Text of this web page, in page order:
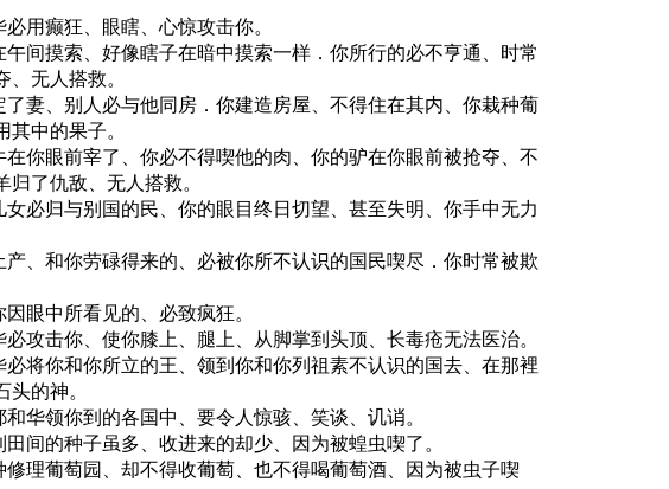
用癫狂、眼瞎、心惊攻击你。
午间摸索、好像瞎子在暗中摸索一样．你所行的必不亨通、时常
、无人搭救。
了妻、别人必与他同房．你建造房屋、不得住在其内、你栽种葡
其中的果子。
在你眼前宰了、你必不得喫他的肉、你的驴在你眼前被抢夺、不
归了仇敌、无人搭救。
女必归与别国的民、你的眼目终日切望、甚至失明、你手中无力
产、和你劳碌得来的、必被你所不认识的国民喫尽．你时常被欺
眼中所看见的、必致疯狂。
必攻击你、使你膝上、腿上、从脚掌到头顶、长毒疮无法医治。
必将你和你所立的王、领到你和你列祖素不认识的国去、在那裡
头的神。
和华领你到的各国中、要令人惊骇、笑谈、讥诮。
田间的种子虽多、收进来的却少、因为被蝗虫喫了。
修理葡萄园、却不得收葡萄、也不得喝葡萄酒、因为被虫子喫